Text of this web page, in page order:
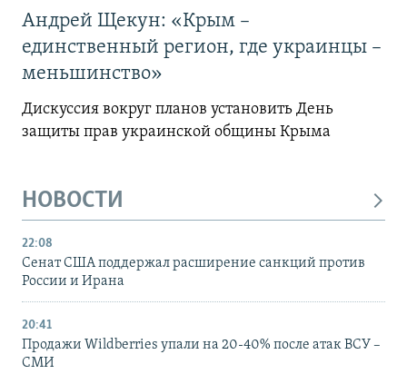
Андрей Щекун: «Крым –
единственный регион, где украинцы –
меньшинство»
Дискуссия вокруг планов установить День
защиты прав украинской общины Крыма
НОВОСТИ
22:08
Сенат США поддержал расширение санкций против
России и Ирана
20:41
Продажи Wildberries упали на 20-40% после атак ВСУ –
СМИ